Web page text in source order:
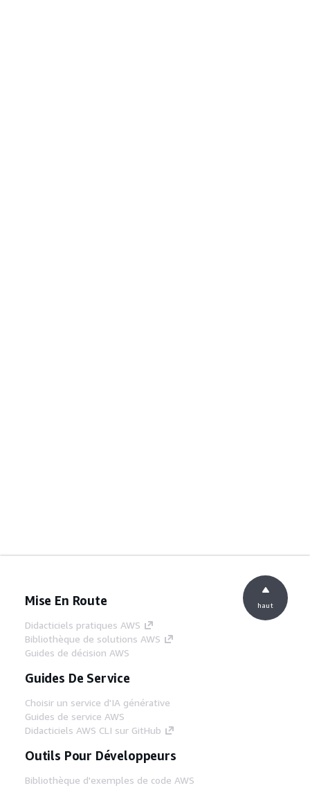
Mise En Route
Didacticiels pratiques AWS
Bibliothèque de solutions AWS
Guides de décision AWS
Guides De Service
Choisir un service d'IA générative
Guides de service AWS
Didacticiels AWS CLI sur GitHub
Outils Pour Développeurs
Bibliothèque d'exemples de code AWS
haut